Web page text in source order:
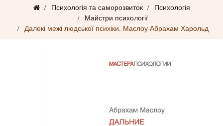
Психологія та саморозвиток
Психологія
Майстри психології
Далекі межі людської психіки. Маслоу Абрахам Харольд